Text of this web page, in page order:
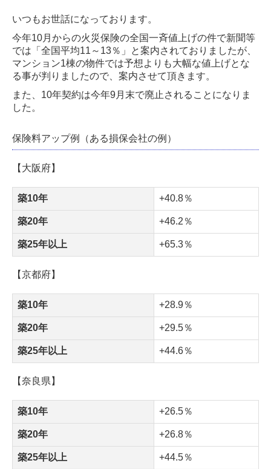
いつもお世話になっております。
今年10月からの火災保険の全国一斉値上げの件で新聞等
では「全国平均11～13％」と案内されておりましたが、
マンション1棟の物件では予想よりも大幅な値上げとな
る事が判りましたので、案内させて頂きます。
また、 10年契約は今年9月末で廃止されることになりま
した。
保険料アップ例（ある損保会社の例）
【大阪府】
築10年 +40.8％
築20年 +46.2％
築25年以上 +65.3％
【京都府】
築10年 +28.9％
築20年 +29.5％
築25年以上 +44.6％
【奈良県】
築10年 +26.5％
築20年 +26.8％
築25年以上 +44.5％